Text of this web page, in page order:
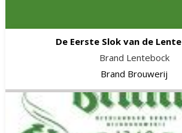
De Eerste Slok van de Lente
Brand Lentebock
Brand Brouwerij